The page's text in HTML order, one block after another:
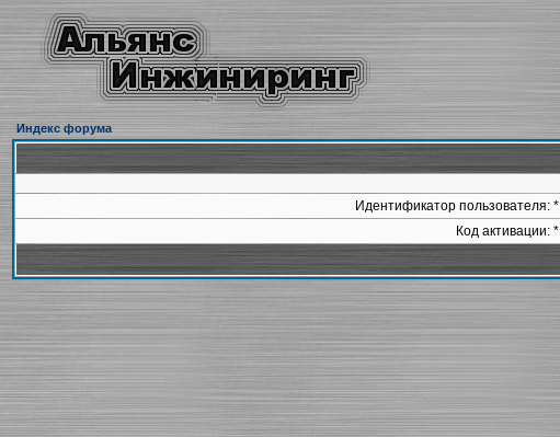
Индекс форума
Идентификатор пользователя: *
Код активации: *